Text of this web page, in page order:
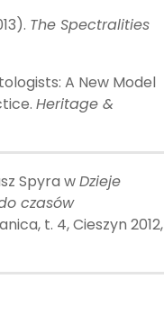
The Spectralities
A New Model
Heritage &
Spyra wDzieje
czasów
t. 4, Cieszyn 2012,